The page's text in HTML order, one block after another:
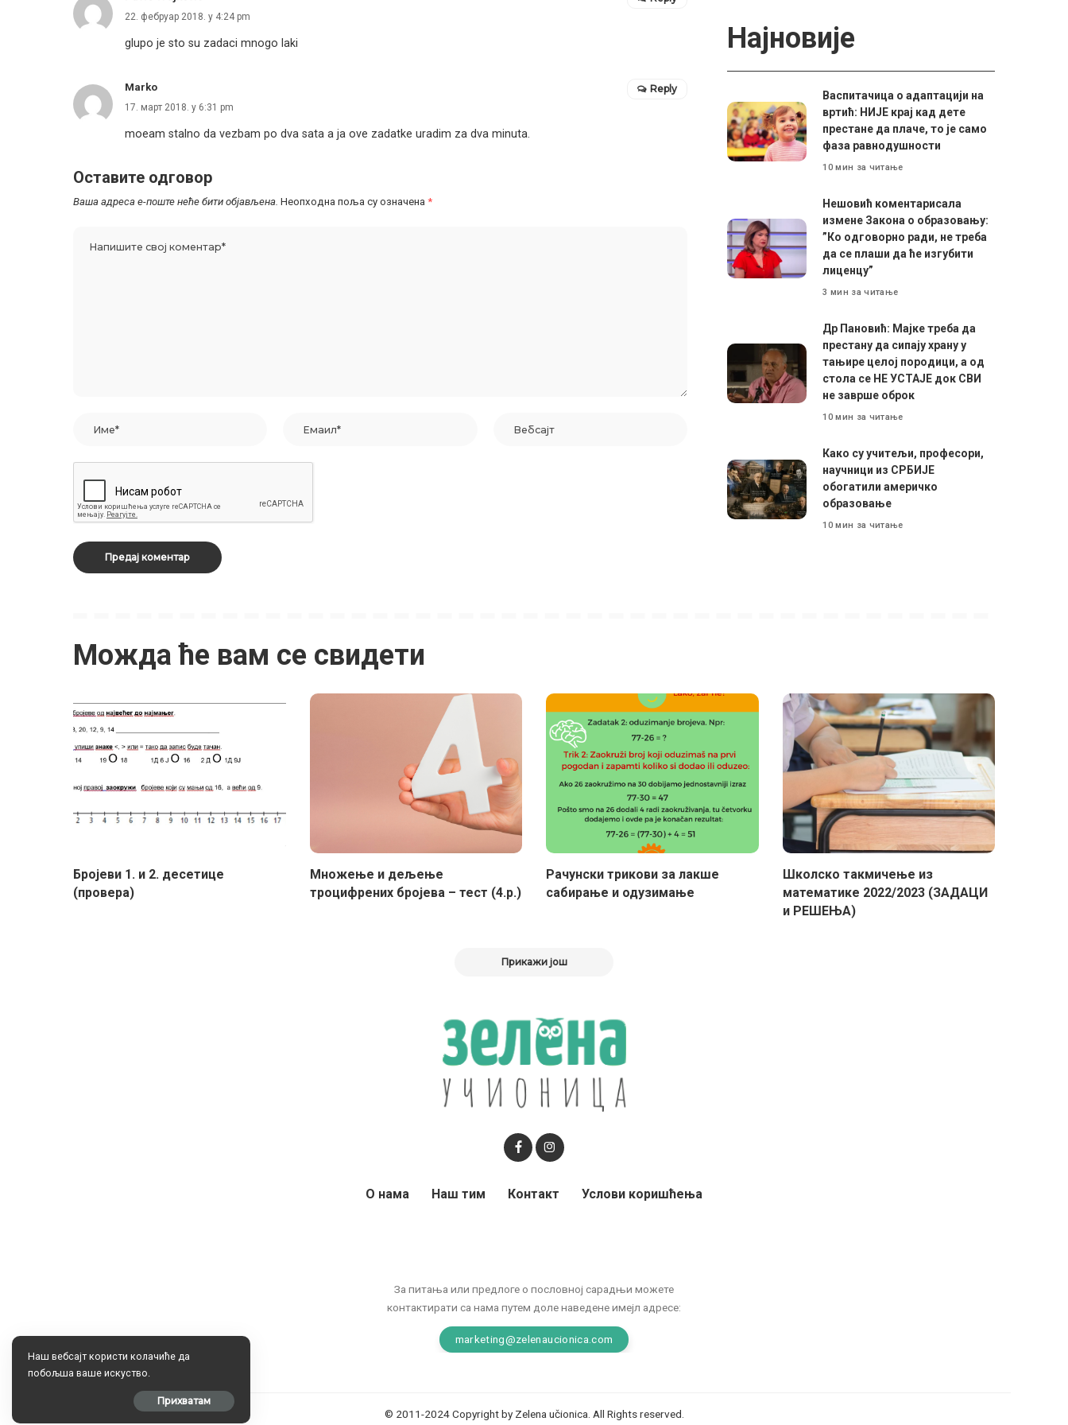
22. фебруар 2018. у 4:24 pm
glupo je sto su zadaci mnogo laki
Marko
17. март 2018. у 6:31 pm
moeam stalno da vezbam po dva sata a ja ove zadatke uradim za dva minuta.
Reply
Оставите одговор
Ваша адреса е-поште неће бити објављена. Неопходна поља су означена *
Најновије
Васпитачица о адаптацији на
вртић: НИЈЕ крај кад дете
престане да плаче, то је само
фаза равнодушности
10 мин за читање
Нешовић коментарисала
измене Закона о образовању:
”Ко одговорно ради, не треба
да се плаши да ће изгубити
лиценцу”
3 мин за читање
Др Пановић: Мајке треба да
престану да сипају храну у
тањире целој породици, а од
стола се НЕ УСТАЈЕ док СВИ
не заврше оброк
10 мин за читање
Како су учитељи, професори,
научници из СРБИЈЕ
обогатили америчко
образовање
10 мин за читање
Можда ће вам се свидети
Бројеви 1. и 2. десетице
(провера)
Множење и дељење
троцифрених бројева – тест (4.р.)
Рачунски трикови за лакше
сабирање и одузимање
Школско такмичење из
математике 2022/2023 (ЗАДАЦИ
и РЕШЕЊА)
Прикажи још
За питања или предлоге о пословној сарадњи можете
контактирати са нама путем доле наведене имејл адресе:
marketing@zelenaucionica.com
О нама Наш тим Контакт Услови коришћења
© 2011-2024 Copyright by Zelena učionica. All Rights reserved.
Наш вебсајт користи колачиће да
побољша ваше искуство.
Прихватам